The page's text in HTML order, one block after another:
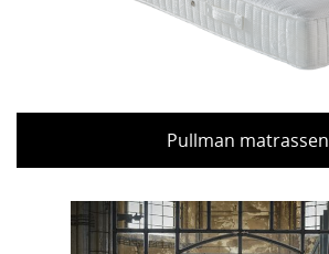
Pullman matrassen